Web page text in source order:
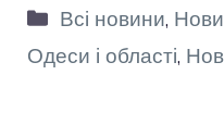
Категорії
Всі новини,
Одеси і області,